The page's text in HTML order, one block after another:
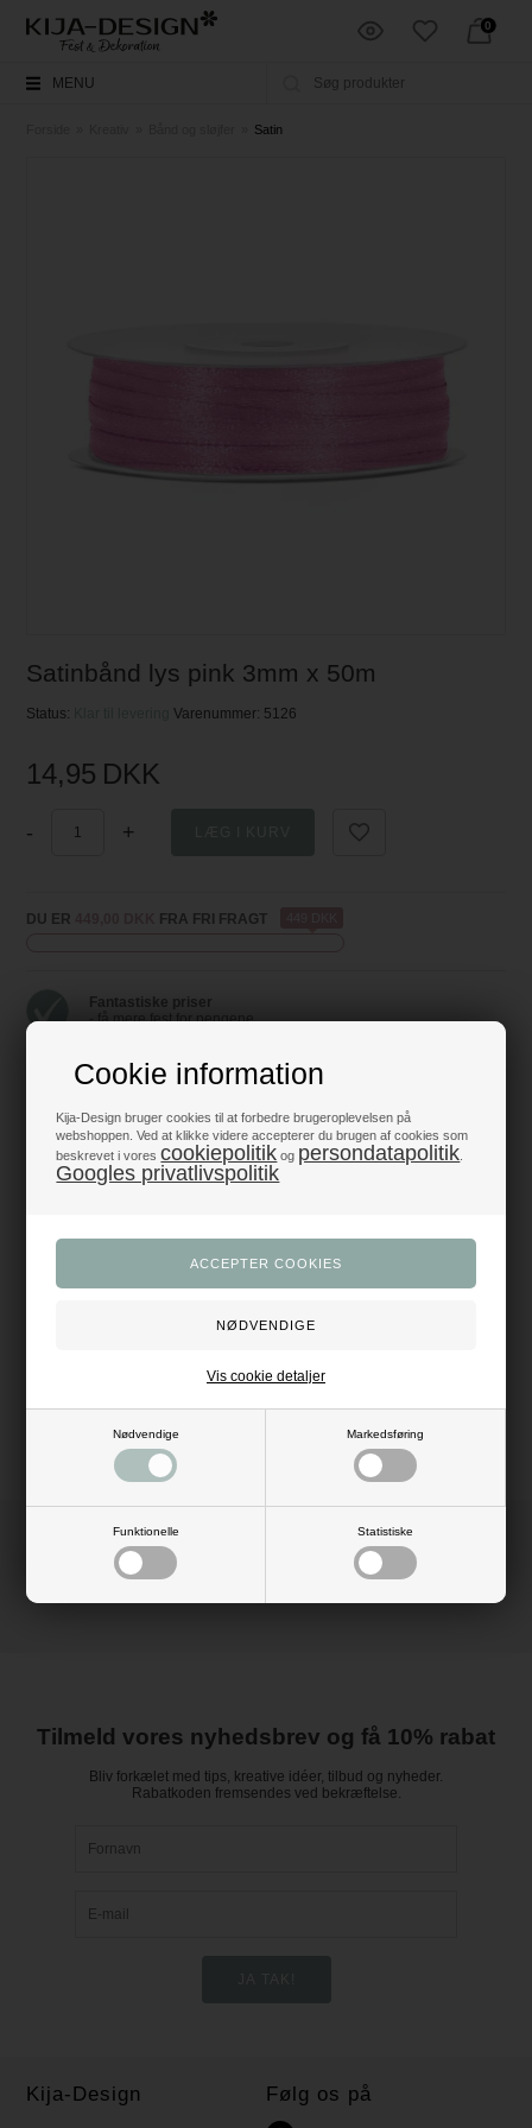
Cookie information
Kija-Design bruger cookies til at forbedre brugeroplevelsen på
webshoppen. Ved at klikke videre accepterer du brugen af cookies som
beskrevet i vorescookiepolitik og persondatapolitik
Googles privatlivspolitik
Nødvendige Markedsføring
Funktionelle Statistiske
Vis cookie detaljer
0
MENU
Satin
Satinbånd lys pink 3mm x 50m
Status: Klar til leveringVarenummer: 5126
14,95 DKK
- +
DU ER FRA FRI FRAGT
Fantastiske priser
- få mere fest for pengene
Produkter i topklasse
Trustpilot 5/5 - Fremragende
+1200 glade anmeldelser
Dansk webshop
- med hurtig levering
Anmeldelser
Tilmeld vores nyhedsbrev og få 10% rabat
Bliv forkælet med tips, kreative idéer, tilbud og nyheder.
Rabatkoden fremsendes ved bekræftelse.
Kija-Design Følg os på